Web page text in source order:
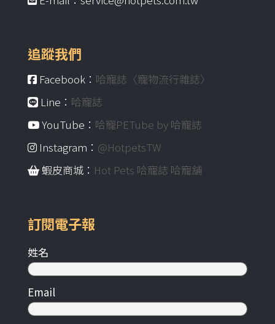
追蹤我們
Facebook： 哈寵誌〈寵物流行雜誌〉
Line： 哈寵誌
YouTube： 哈寵PETube by 哈寵誌
Instagram： @HotpetsTW
蝦皮商城： Hot Pets 哈寵誌 哈寵舖
訂閱電子報
姓名
Email